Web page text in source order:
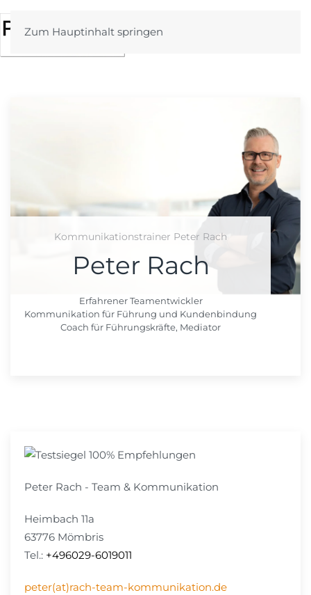
Zum Hauptinhalt springen
Kommunikationstrainer Peter Rach
Peter Rach
Erfahrener Teamentwickler
Kommunikation für Führung und Kundenbindung
Coach für Führungskräfte, Mediator
Peter Rach - Team & Kommunikation
Heimbach 11a
63776 Mömbris
Tel.: +496029-6019011
peter(at)rach-team-kommunikation.de